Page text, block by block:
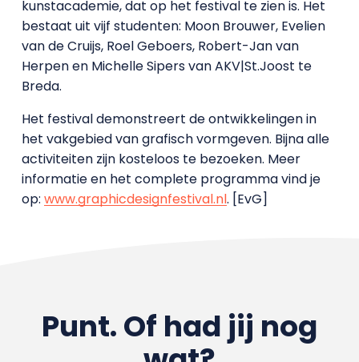
kunstacademie, dat op het festival te zien is. Het
bestaat uit vijf studenten: Moon Brouwer, Evelien
van de Cruijs, Roel Geboers, Robert-Jan van
Herpen en Michelle Sipers van AKV|St.Joost te
Breda.
Het festival demonstreert de ontwikkelingen in
het vakgebied van grafisch vormgeven. Bijna alle
activiteiten zijn kosteloos te bezoeken. Meer
informatie en het complete programma vind je
op: www.graphicdesignfestival.nl. [EvG]
Punt. Of had jij nog